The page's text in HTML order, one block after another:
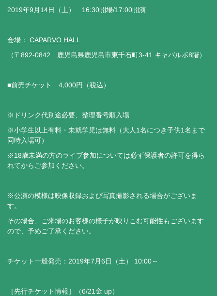
2019年9月14日（土） 16:30開場/17:00開演
会場：CAPARVO HALL
（〒892-0842 鹿児島県鹿児島市東千石町3-41 キャバルボ8階）
■前売チケット 4,000円（税込）
※ドリンク代別途必要、整理番号順入場
※小学生以上有料・未就学児は無料（大人1名につき子供1名まで
同時入場可）
※18歳未満の方のライブ参加については必ず保護者の許可を得ら
れてからご参加ください。
※公演の模様は映像収録および写真撮影される場合がございま
す。
その場合、ご来場のお客様の様子が映りこむ可能性もございます
ので、予めご了承ください。
チケット一般発売：2019年7月6日（土） 10:00～
［先行チケット情報］（6/21金 up）